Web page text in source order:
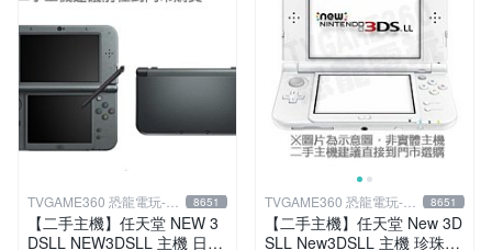
TVGAME360 恐龍電玩-台
中店
8651
【二手主機】任天堂 NEW 3
DSLL NEW3DSLL 主機 日文
TVGAME360 恐龍電玩-台
中店
8651
【二手主機】任天堂 New 3D
SLL New3DSLL 主機 珍珠白